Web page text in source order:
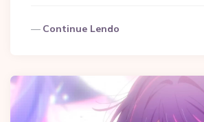
Continue Lendo